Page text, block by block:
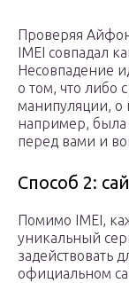
Проверяя
IMEI совпадал
Несовпадение
о том, что либо
манипуляции, о
например, была
перед вами и
Способ 2:
Помимо IMEI,
уникальный
задействовать
официальном